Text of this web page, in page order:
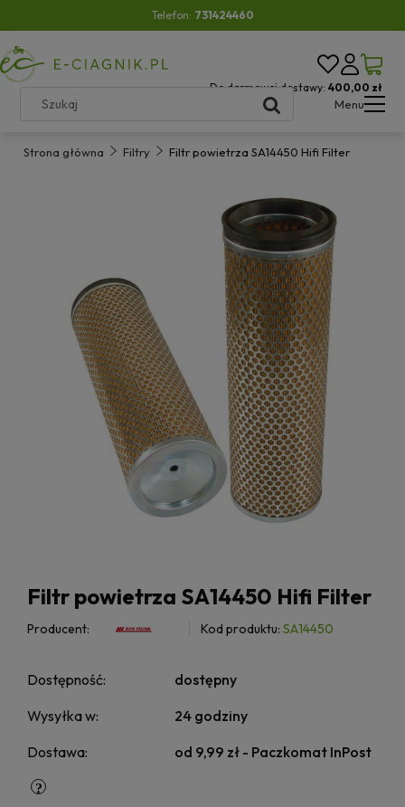
Telefon: 731424460
Do darmowej dostawy: 400,00 zł
Menu
Strona główna Filtry Filtr powietrza SA14450 Hifi Filter
Filtr powietrza SA14450 Hifi Filter
Producent: Kod produktu: SA14450
Dostępność:
dostępny
Wysyłka w:
24 godziny
Dostawa:
od 9,99 zł - Paczkomat InPost